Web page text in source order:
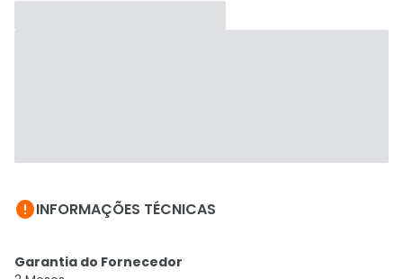
INFORMAÇÕES TÉCNICAS
Garantia do Fornecedor